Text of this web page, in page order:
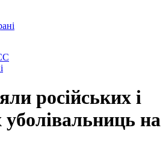
російських і
уболівальниць на